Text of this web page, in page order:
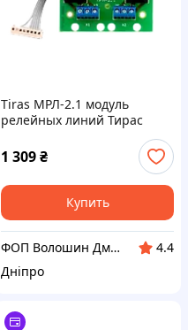
Tiras МРЛ-2.1 модуль
релейных линий Тирас
1 309₴
Купить
ФОП Волошин Дмитро Олексійович
4.4
Дніпро